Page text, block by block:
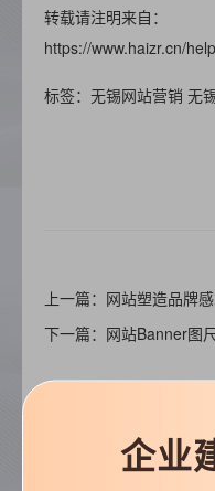
转载请注明来自：
https://www.haizr.cn/
标签：无锡网站营销 无
上一篇：网站塑造品牌
下一篇：网站Banner图
企业